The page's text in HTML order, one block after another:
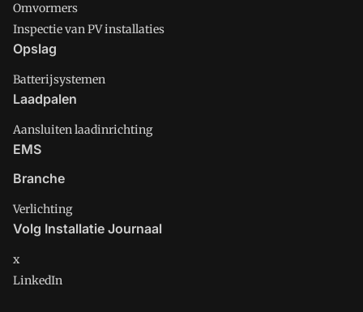
Omvormers
Inspectie van PV installaties
Opslag
Batterijsystemen
Laadpalen
Aansluiten laadinrichting
EMS
Branche
Verlichting
Volg Installatie Journaal
x
LinkedIn